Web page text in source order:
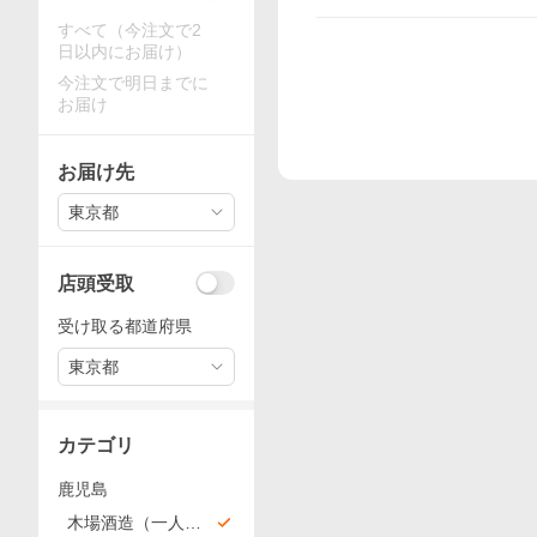
すべて（今注文で2
日以内にお届け）
今注文で明日までに
お届け
お届け先
東京都
店頭受取
受け取る都道府県
東京都
カテゴリ
鹿児島
木場酒造（一人